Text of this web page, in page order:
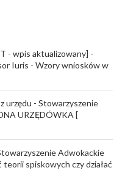
- wpis aktualizowany] -
Iuris - Wzory wniosków w
urzędu - Stowarzyszenie
URZĘDÓWKA [
Adwokackie
spiskowych czy działać